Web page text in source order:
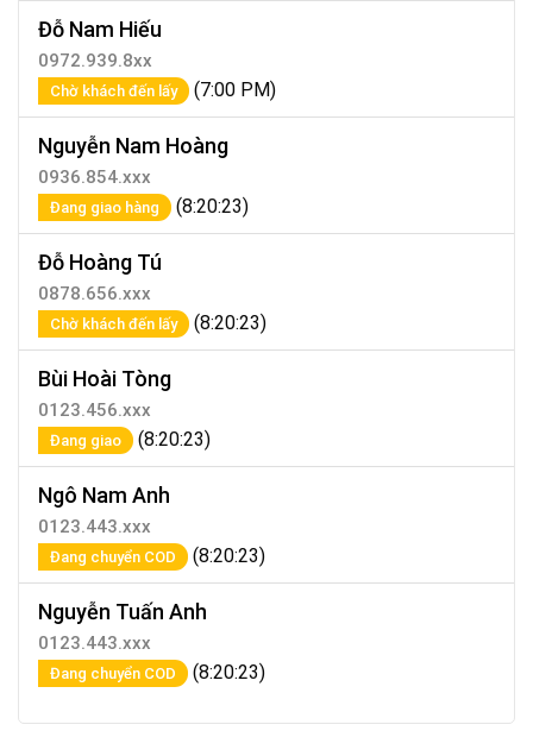
Đỗ Nam Hiếu
0972.939.8xx
Chờ khách đến lấy (7:00 PM)
Nguyễn Nam Hoàng
0936.854.xxx
Đang giao hàng (8:20:23)
Đỗ Hoàng Tú
0878.656.xxx
Chờ khách đến lấy (8:20:23)
Bùi Hoài Tòng
0123.456.xxx
Đang giao (8:20:23)
Ngô Nam Anh
0123.443.xxx
Đang chuyển COD (8:20:23)
Nguyễn Tuấn Anh
0123.443.xxx
Đang chuyển COD (8:20:23)